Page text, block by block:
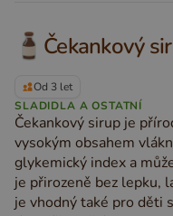
Čekankový
Od 3 let
SLADIDLA A OSTATNÍ
Čekankový sirup je
vysokým obsahem
glykemický index a
je přirozeně bez lepku,
je vhodný také pro děti